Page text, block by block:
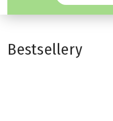
Bestsellery